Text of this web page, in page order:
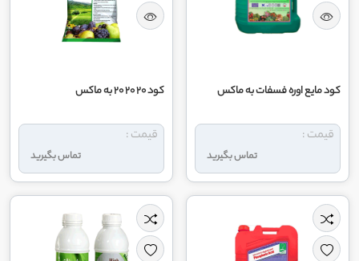
کود مایع اوره فسفات به ماکس
تماس بگیرید
قیمت :
کود 20 20 20 به ماکس
تماس بگیرید
قیمت :